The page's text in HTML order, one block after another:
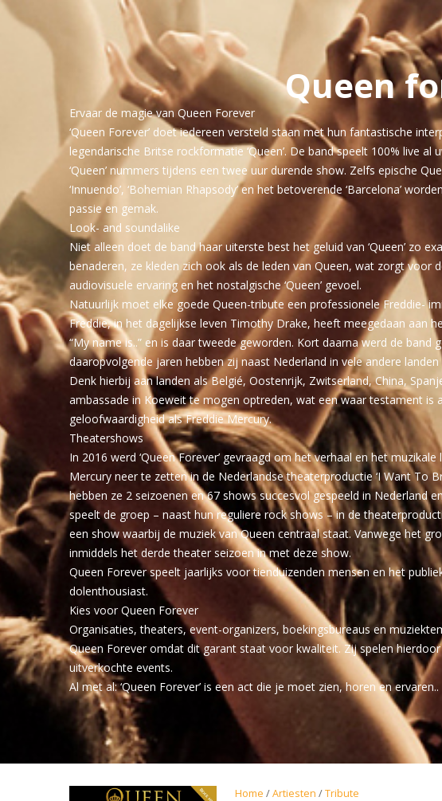
Queen
Ervaar de magie van Queen Forever
‘Queen Forever’ doet iedereen versteld staan met hun fantastische
legendarische Britse rockformatie ‘Queen’. De band speelt 100% live al
‘Queen’ nummers tijdens een twee uur durende show. Zelfs epische
‘Innuendo’, ‘Bohemian Rhapsody’ en het betoverende ‘Barcelona’
passie en gemak.
Look- and soundalike
Niet alleen doet de band haar uiterste best het geluid van ‘Queen’ zo
benaderen, ze kleden zich ook als de leden van Queen, wat zorgt voor
audiovisuele ervaring en het nostalgische ‘Queen’ gevoel.
Natuurlijk moet elke goede Queen-tribute een professionele Freddie-
Freddie, in het dagelijkse leven Timothy Drake, heeft meegedaan aan
“My name is..” en is daar tweede geworden. Kort daarna werd de band
daaropvolgende jaren hebben zij naast Nederland in vele andere
Denk hierbij aan landen als Belgié, Oostenrijk, Zwitserland, China,
ambassade in Koeweit te mogen optreden, wat een waar testament is
geloofwaardigheid als Freddie Mercury.
Theatershows
In 2016 werd ‘Queen Forever’ gevraagd om het verhaal en het muzikale
Mercury neer te zetten in de Nederlandse theaterproductie ‘I Want To
hebben ze 2 seizoenen en 67 shows succesvol gespeeld in Nederland
speelt de groep – naast hun reguliere rock shows – in de
een show waarbij de muziek van Queen centraal staat. Vanwege het
inmiddels het derde theater seizoen in met deze show.
Queen Forever speelt jaarlijks voor tienduizenden mensen en het
dolenthousiast.
Kies voor Queen Forever
Organisaties, theaters, event-organizers, boekingsbureaus en
Queen Forever omdat dit garant staat voor kwaliteit. Zij spelen
uitverkochte events.
Al met al: ‘Queen Forever’ is een act die je moet zien, horen en ervaren..
Home /Artiesten /Tribute